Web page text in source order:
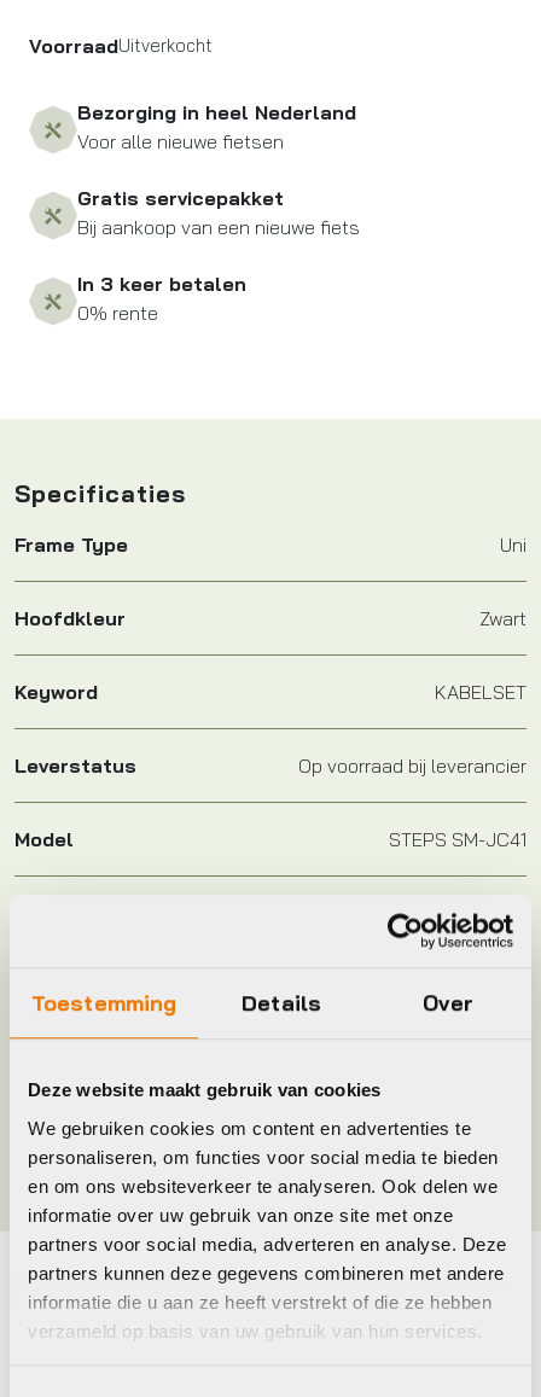
Toestemming Details Over
Deze website maakt gebruik van cookies
We gebruiken cookies om content en advertenties te
personaliseren, om functies voor social media te bieden
en om ons websiteverkeer te analyseren. Ook delen we
informatie over uw gebruik van onze site met onze
partners voor social media, adverteren en analyse. Deze
partners kunnen deze gegevens combineren met andere
informatie die u aan ze heeft verstrekt of die ze hebben
verzameld op basis van uw gebruik van hun services.
VoorraadUitverkocht
Bezorging in heel Nederland
Voor alle nieuwe fietsen
Gratis servicepakket
Bij aankoop van een nieuwe fiets
In 3 keer betalen
0% rente
Specificaties
Frame Type Uni
Hoofdkleur Zwart
Keyword KABELSET
Leverstatus Op voorraad bij leverancier
Model STEPS SM-JC41
Kleur BLACK
Maak je fiets compleet
Bekijk alle accessoires